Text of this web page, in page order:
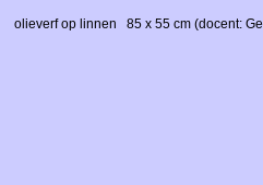
olieverf op linnen 85 x 55 cm (docent: